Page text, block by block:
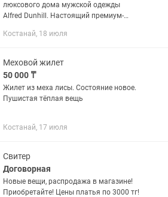
люксового дома мужской одежды
Alfred Dunhill. Настоящий премиум-
Галстук производства Италии,
Костанай, 18 июля
Меховой жилет
50 000 ₸
Жилет из меха лисы. Состояние новое.
Пушистая тёплая вещь
Костанай, 17 июля
Свитер
Договорная
Новые вещи, распродажа в магазине!
Приобретайте! Цены платья по 3000 тг!